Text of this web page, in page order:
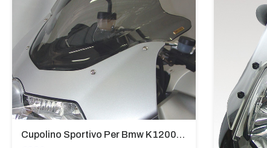
Cupolino Sportivo Per Bmw K 1200 R Sport 2005-07 TRASPARENTE - Sc967-T